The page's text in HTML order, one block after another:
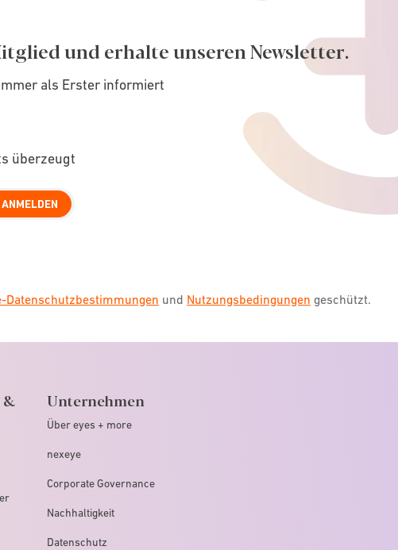
und erhalte unseren Newsletter.
als Erster informiert
überzeugt
ANMELDEN
Datenschutzbestimmungen und Nutzungsbedingungen geschützt.
& Unternehmen
Über eyes + more
nexeye
Corporate Governance
Nachhaltigkeit
Datenschutz